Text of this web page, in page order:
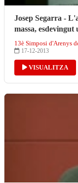
Josep Segarra -
massa, esdevingut
13è Simposi d'Arenys
17-12-2013
VISUALITZA